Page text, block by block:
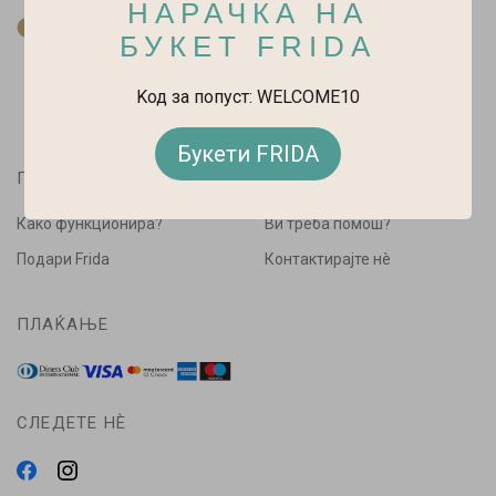
За нас
ПАЗАРУВАЈ
Како функционира?
Подари Frida
ПОМОШ
Ви треба помош?
Контактирајте нè
ПЛАЌАЊЕ
СЛЕДЕТЕ НÈ
НАРАЧКА НА
БУКЕТ FRIDA
Kод за попуст: WELCOME10
Букети FRIDA